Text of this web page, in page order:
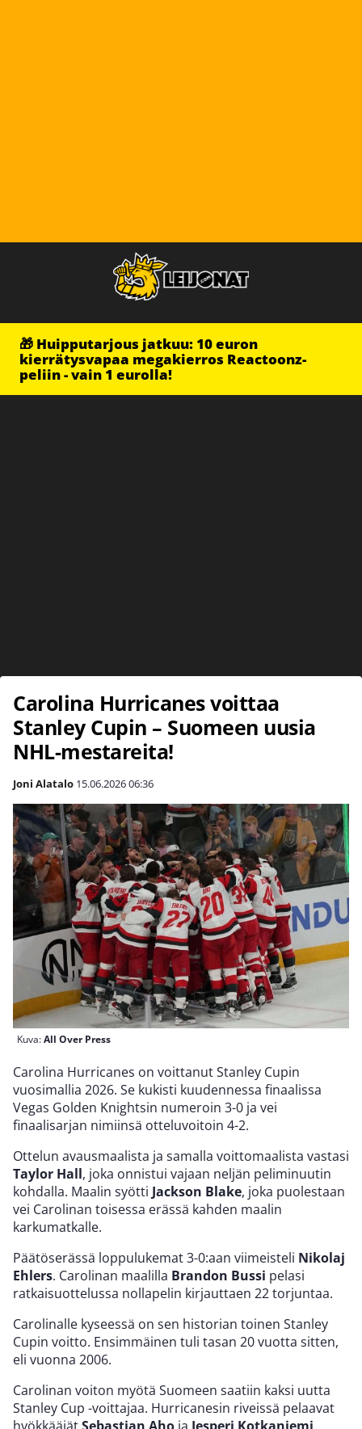
🎁 Huipputarjous jatkuu: 10 euron
kierrätysvapaa megakierros Reactoonz-
peliin - vain 1 eurolla!
Carolina Hurricanes voittaa
Stanley Cupin – Suomeen uusia
NHL-mestareita!
Joni Alatalo 15.06.202606:36
Kuva:All Over Press
Carolina Hurricanes on voittanut Stanley Cupin
vuosimallia 2026. Se kukisti kuudennessa finaalissa
Vegas Golden Knightsin numeroin 3-0 ja vei
finaalisarjan nimiinsä otteluvoitoin 4-2.
Ottelun avausmaalista ja samalla voittomaalista vastasi
Taylor Hall, joka onnistui vajaan neljän peliminuutin
kohdalla. Maalin syötti Jackson Blake, joka puolestaan
vei Carolinan toisessa erässä kahden maalin
karkumatkalle.
Päätöserässä loppulukemat 3-0:aan viimeisteli Nikolaj
Ehlers. Carolinan maalilla Brandon Bussi pelasi
ratkaisuottelussa nollapelin kirjauttaen 22 torjuntaa.
Carolinalle kyseessä on sen historian toinen Stanley
Cupin voitto. Ensimmäinen tuli tasan 20 vuotta sitten,
eli vuonna 2006.
Carolinan voiton myötä Suomeen saatiin kaksi uutta
Stanley Cup -voittajaa. Hurricanesin riveissä pelaavat